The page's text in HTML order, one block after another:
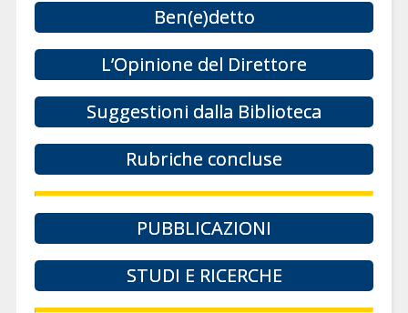
Ben(e)detto
L’Opinione del Direttore
Suggestioni dalla Biblioteca
Rubriche concluse
PUBBLICAZIONI
STUDI E RICERCHE